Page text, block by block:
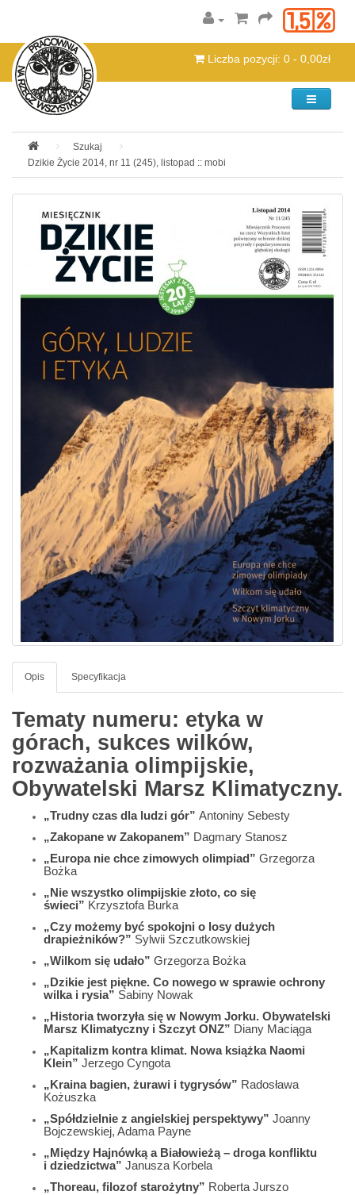
Liczba pozycji: 0 - 0,00zł
Kategorie
Szukaj
Dzikie Życie 2014, nr 11 (245), listopad :: mobi
Opis Specyfikacja
Tematy numeru: etyka w
górach, sukces wilków,
rozważania olimpijskie,
Obywatelski Marsz Klimatyczny.
„Trudny czas dla ludzi gór” Antoniny Sebesty
„Zakopane w Zakopanem” Dagmary Stanosz
„Europa nie chce zimowych olimpiad” Grzegorza
Bożka
„Nie wszystko olimpijskie złoto, co się
świeci” Krzysztofa Burka
„Czy możemy być spokojni o losy dużych
drapieżników?” Sylwii Szczutkowskiej
„Wilkom się udało” Grzegorza Bożka
„Dzikie jest piękne. Co nowego w sprawie ochrony
wilka i rysia” Sabiny Nowak
„Historia tworzyła się w Nowym Jorku. Obywatelski
Marsz Klimatyczny i Szczyt ONZ” Diany Maciąga
„Kapitalizm kontra klimat. Nowa książka Naomi
Klein” Jerzego Cyngota
„Kraina bagien, żurawi i tygrysów” Radosława
Kożuszka
„Spółdzielnie z angielskiej perspektywy” Joanny
Bojczewskiej, Adama Payne
„Między Hajnówką a Białowieżą – droga konfliktu
i dziedzictwa” Janusza Korbela
„Thoreau, filozof starożytny” Roberta Jurszo